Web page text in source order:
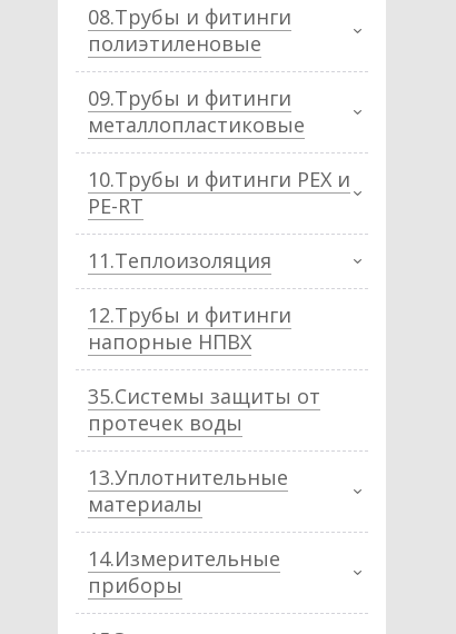
08.Трубы и фитинги
полиэтиленовые
09.Трубы и фитинги
металлопластиковые
10.Трубы и фитинги PEX и
PE-RT
11.Теплоизоляция
12.Трубы и фитинги
напорные НПВХ
35.Системы защиты от
протечек воды
13.Уплотнительные
материалы
14.Измерительные
приборы